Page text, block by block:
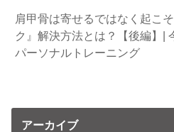
肩甲骨は寄せるではなく起こ
ク』解決方法とは？【後編】|
パーソナルトレーニング
アーカイブ